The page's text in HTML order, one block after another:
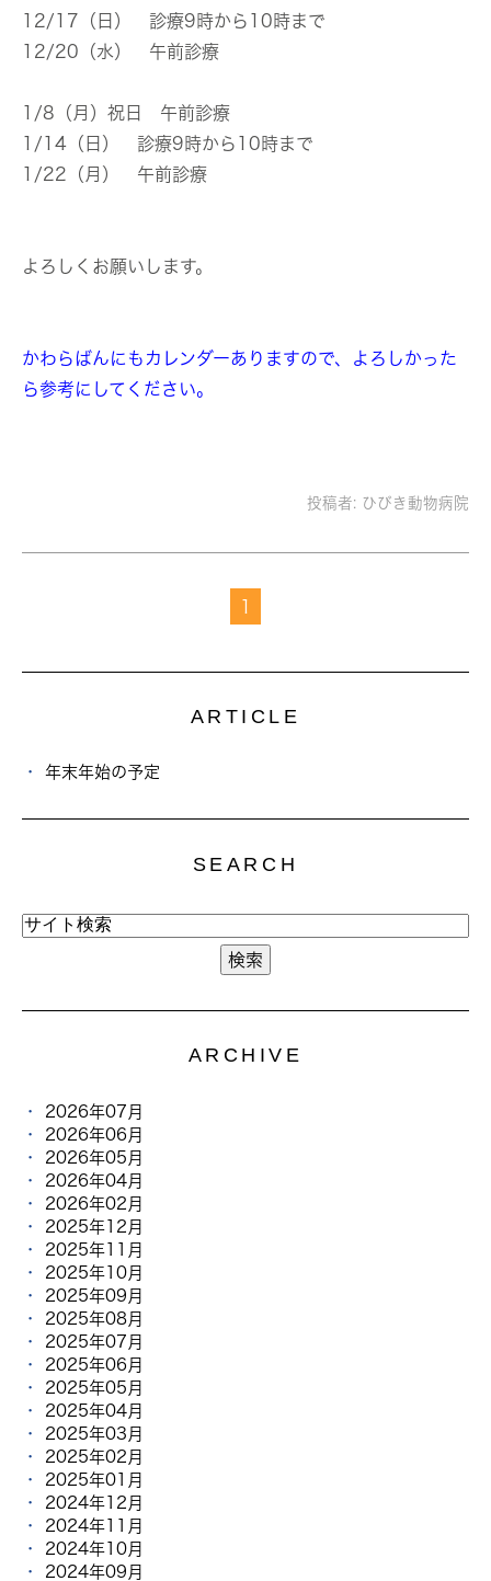
12/17（日） 診療9時から10時まで
12/20（水） 午前診療
1/8（月）祝日 午前診療
1/14（日） 診療9時から10時まで
1/22（月） 午前診療
よろしくお願いします。
かわらばんにもカレンダーありますので、よろしかった
ら参考にしてください。
投稿者: ひびき動物病院
1
ARTICLE
年末年始の予定
SEARCH
ARCHIVE
2026年07月
2026年06月
2026年05月
2026年04月
2026年02月
2025年12月
2025年11月
2025年10月
2025年09月
2025年08月
2025年07月
2025年06月
2025年05月
2025年04月
2025年03月
2025年02月
2025年01月
2024年12月
2024年11月
2024年10月
2024年09月